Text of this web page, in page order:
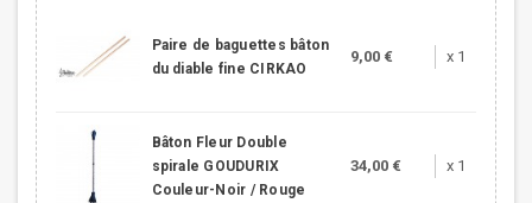
Paire de baguettes bâton
du diable fine CIRKAO
9,00 € x 1
Bâton Fleur Double
spirale GOUDURIX
Couleur-Noir / Rouge
34,00 € x 1